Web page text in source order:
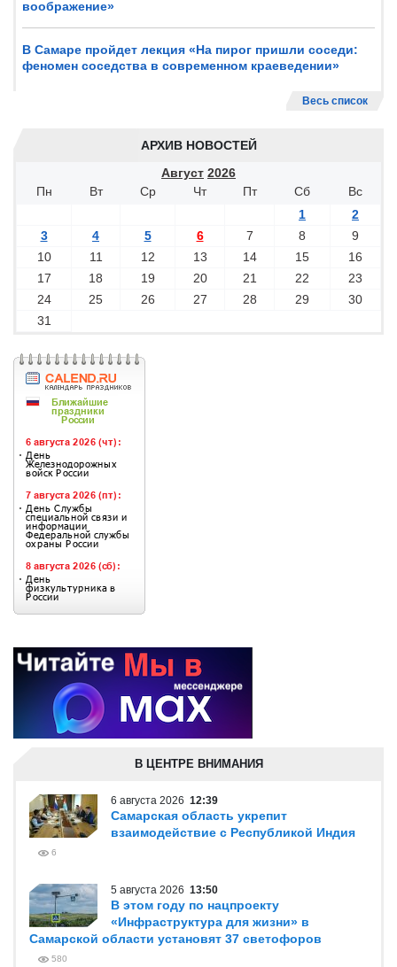
воображение»
В Самаре пройдет лекция «На пирог пришли соседи:
феномен соседства в современном краеведении»
Весь список
АРХИВ НОВОСТЕЙ
Август 2026
Пн
Вт Ср Чт Пт Сб
Вс
1
2
3
4 5 6 7 8
9
10
11 12 13 14 15
16
17
18 19 20 21 22
23
24
25 26 27 28 29
30
31
В ЦЕНТРЕ ВНИМАНИЯ
6 августа 2026 12:39
Самарская область укрепит
взаимодействие с Республикой Индия
6
5 августа 2026 13:50
В этом году по нацпроекту
«Инфраструктура для жизни» в
Самарской области установят 37 светофоров
580